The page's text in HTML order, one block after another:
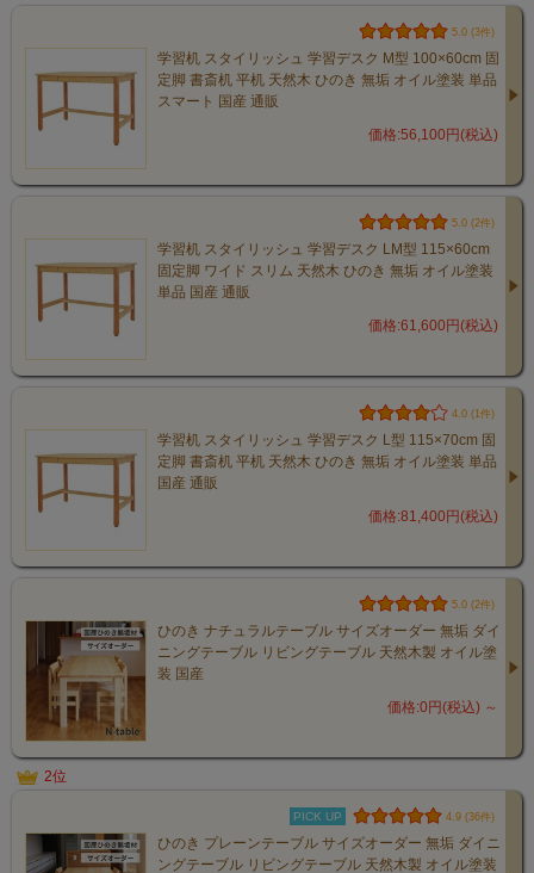
5.0 (3件)
学習机 スタイリッシュ 学習デスク M型 100×60cm 固
定脚 書斎机 平机 天然木 ひのき 無垢 オイル塗装 単品
スマート 国産 通販
価格:56,100円(税込)
5.0 (2件)
学習机 スタイリッシュ 学習デスク LM型 115×60cm
固定脚 ワイド スリム 天然木 ひのき 無垢 オイル塗装
単品 国産 通販
価格:61,600円(税込)
4.0 (1件)
学習机 スタイリッシュ 学習デスク L型 115×70cm 固
定脚 書斎机 平机 天然木 ひのき 無垢 オイル塗装 単品
国産 通販
価格:81,400円(税込)
5.0 (2件)
ひのき ナチュラルテーブル サイズオーダー 無垢 ダイ
ニングテーブル リビングテーブル 天然木製 オイル塗
装 国産
価格:0円(税込) ～
2位
PICK UP 4.9 (36件)
ひのき プレーンテーブル サイズオーダー 無垢 ダイニ
ングテーブル リビングテーブル 天然木製 オイル塗装